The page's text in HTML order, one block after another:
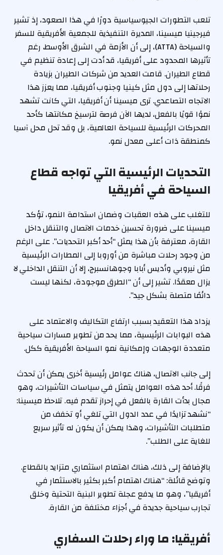
تلعب التطورات الجيوسياسية دورًا في هذا الصعود، إذ تشير
فيرجينيا ميسينا، المديرة التنفيذية للجمعية الأفريقية للسفر
والسياحة (ATTA)، إلى أن الأزمة في الشرق الأوسط، رغم
تأثيرها المحدود على أفريقيا، قد أدت إلى إعادة تنظيم في
قطاع الطيران. قامت العديد من شركات الطيران بزيادة
رحلاتها إلى دول مثل كينيا وجنوب أفريقيا، مما يعزز هذا
الاتجاه التصاعدي. ترى ميسينا أن أفريقيا، التي كانت تشهد
نموًا قويًا بالفعل، لديها الآن فرصة لترسيخ مكانتها كأحد
المحركات الرئيسية للسياحة العالمية، بل وقد تحل محل آسيا
كمنطقة ذات أعلى معدل نمو.
التحديات الرئيسية التي تواجه قطاع
السياحة في أفريقيا
للتغلب على هذه العقبات وضمان استدامة النمو، تؤكد
ميسينا على ضرورة تحسين خدمات الاتصال والتنقل داخل
القارة، معترفة بأن هذا يمثل “أحد أكبر التحديات”. على الرغم
من وجود رحلات مباشرة من أوروبا إلى المطارات الرئيسية
مثل نيروبي وأديس أبابا وجوهانسبرج، إلا أن التنقل الداخلي لا
يزال معقدًا. تشير إلى أن “الطرق موجودة، لكنها ليست
دائمًا متصلة بشكل جيد”.
يزداد هذا التعقيد بسبب ارتفاع التكاليف والاعتماد على
هذه البوابات الرئيسية، مما يحد من تطوير مسارات سياحية
متعددة الوجهات وإمكانية نمو السياحة الأفريقية ككل.
إلى جانب الاتصال، هناك عوامل رئيسية أخرى يمكن أن تحدث
فرقًا. أحد هذه العوامل يتمثل في سياسات التأشيرات، وهو
مجال بدأت القارة بالفعل في إحراز تقدم فيه. تلاحظ ميسينا:
“نشهد تزايدًا في عدد الدول التي تلغي أو تخفف من
متطلبات التأشيرات، وهذا يمكن أن يكون له تأثير سريع
للغاية على الطلب”.
بالإضافة إلى ذلك، هناك اهتمام استثماري متزايد بالقطاع.
وتوضح قائلة: “هناك اهتمام أكبر بكثير بالاستثمار في
أفريقيا”، وهو ما يدفع عجلة تطوير البنية التحتية وخلق
تجارب سياحية جديدة في أجزاء مختلفة من القارة.
أفريقيا: ما وراء رحلات السفاري